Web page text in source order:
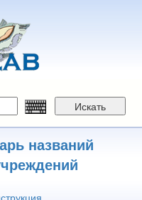
Искать
названий